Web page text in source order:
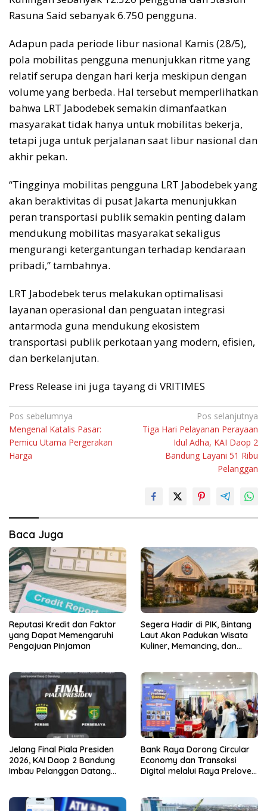
Rasuna Said sebanyak 6.750 pengguna.
Adapun pada periode libur nasional Kamis (28/5),
pola mobilitas pengguna menunjukkan ritme yang
relatif serupa dengan hari kerja meskipun dengan
volume yang berbeda. Hal tersebut memperlihatkan
bahwa LRT Jabodebek semakin dimanfaatkan
masyarakat tidak hanya untuk mobilitas bekerja,
tetapi juga untuk perjalanan saat libur nasional dan
akhir pekan.
“Tingginya mobilitas pengguna LRT Jabodebek yang
akan beraktivitas di pusat Jakarta menunjukkan
peran transportasi publik semakin penting dalam
mendukung mobilitas masyarakat sekaligus
mengurangi ketergantungan terhadap kendaraan
pribadi,” tambahnya.
LRT Jabodebek terus melakukan optimalisasi
layanan operasional dan penguatan integrasi
antarmoda guna mendukung ekosistem
transportasi publik perkotaan yang modern, efisien,
dan berkelanjutan.
Press Release ini juga tayang di VRITIMES
Navigasi
pos
Pos sebelumnya
Mengenal Katalis Pasar:
Pemicu Utama Pergerakan
Harga
Pos selanjutnya
Tiga Hari Pelayanan Perayaan
Idul Adha, KAI Daop 2
Bandung Layani 51 Ribu
Pelanggan
Baca Juga
Reputasi Kredit dan Faktor
yang Dapat Memengaruhi
Pengajuan Pinjaman
Segera Hadir di PIK, Bintang
Laut Akan Padukan Wisata
Kuliner, Memancing, dan
Jelang Final Piala Presiden
2026, KAI Daop 2 Bandung
Imbau Pelanggan Datang
Bank Raya Dorong Circular
Economy dan Transaksi
Digital melalui Raya Preloved